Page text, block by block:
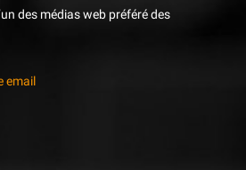
des médias web préféré des
email